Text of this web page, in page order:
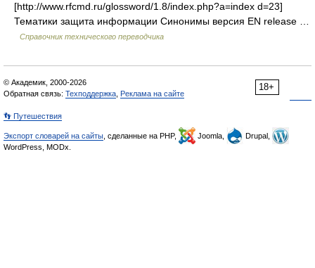
[http://www.rfcmd.ru/glossword/1.8/index.php?a=index d=23]
Тематики защита информации Синонимы версия EN release …
Справочник технического переводчика
18+
© Академик, 2000-2026
Обратная связь: Техподдержка Реклама на сайте
👣 Путешествия
Экспорт словарей на сайты , сделанные на PHP, Joomla,
Drupal,
WordPress, MODx.